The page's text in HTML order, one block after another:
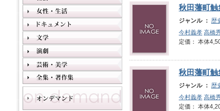
秋田藩町触
ジャンル ： 歴
今村義孝 高橋
定価： 本体
秋田藩町触
ジャンル ： 歴
今村義孝 高橋
定価： 本体